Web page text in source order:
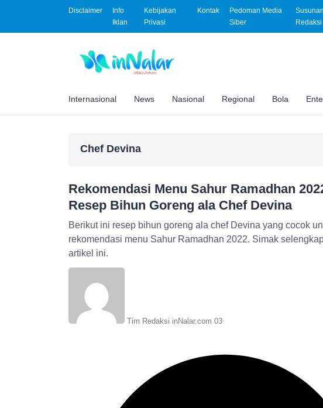
Disclaimer
Info
Iklan
Kebijakan
Privasi
Kontak
Pedoman Media
Siber
Susunan
Redaksi
Internasional News Nasional Regional Bola
Chef Devina
Rekomendasi Menu Sahur Ramadhan
Resep Bihun Goreng ala Chef Devina
Berikut ini resep bihun goreng ala chef Devina yang cocok
rekomendasi menu Sahur Ramadhan 2022. Simak
artikel ini.
Tim Redaksi inNalar.com 03